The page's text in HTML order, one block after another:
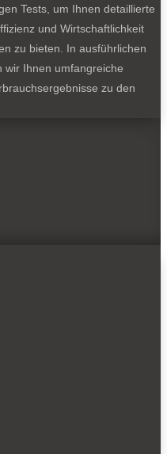
Tests, um Ihnen detaillierte
und Wirtschaftlichkeit
zu bieten. In ausführlichen
wir Ihnen umfangreiche
zu den